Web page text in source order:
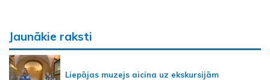
Jaunākie raksti
Liepājas muzejs aicina uz ekskursijām